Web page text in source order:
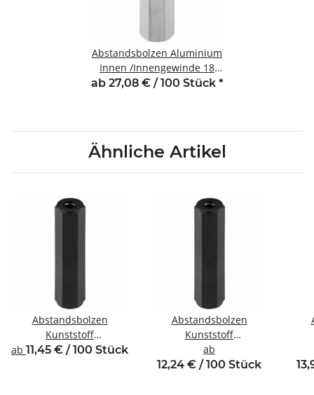
Abstandsbolzen Aluminium
Innen /Innengewinde 18
mm M3 SW6
ab 27,08 € / 100 Stück *
Ähnliche Artikel
Abstandsbolzen
Kunststoff
Innen/Innengewinde M3
ab 11,45 € / 100 Stück
Abstandsbolzen
Kunststoff
Innen/Innengewinde M4
SW8
ab
12,24 € / 100 Stück